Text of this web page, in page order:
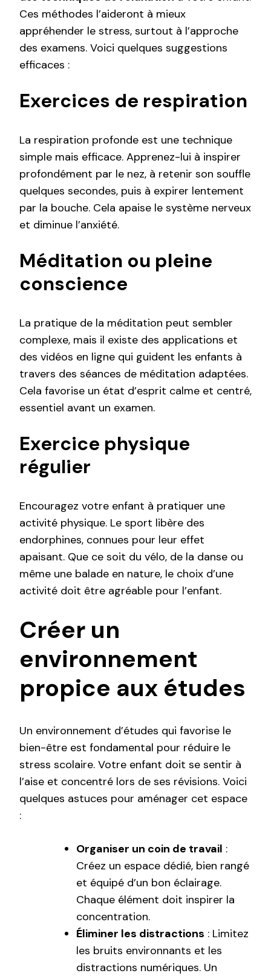
Ces méthodes l’aideront à mieux
appréhender le stress, surtout à l’approche
des examens. Voici quelques suggestions
efficaces :
Exercices de respiration
La respiration profonde est une technique
simple mais efficace. Apprenez-lui à inspirer
profondément par le nez, à retenir son souffle
quelques secondes, puis à expirer lentement
par la bouche. Cela apaise le système nerveux
et diminue l’anxiété.
Méditation ou pleine
conscience
La pratique de la méditation peut sembler
complexe, mais il existe des applications et
des vidéos en ligne qui guident les enfants à
travers des séances de méditation adaptées.
Cela favorise un état d’esprit calme et centré,
essentiel avant un examen.
Exercice physique
régulier
Encouragez votre enfant à pratiquer une
activité physique. Le sport libère des
endorphines, connues pour leur effet
apaisant. Que ce soit du vélo, de la danse ou
même une balade en nature, le choix d’une
activité doit être agréable pour l’enfant.
Créer un
environnement
propice aux études
Un environnement d’études qui favorise le
bien-être est fondamental pour réduire le
stress scolaire. Votre enfant doit se sentir à
l’aise et concentré lors de ses révisions. Voici
quelques astuces pour aménager cet espace
:
Organiser un coin de travail :
Créez un espace dédié, bien rangé
et équipé d’un bon éclairage.
Chaque élément doit inspirer la
concentration.
Éliminer les distractions : Limitez
les bruits environnants et les
distractions numériques. Un